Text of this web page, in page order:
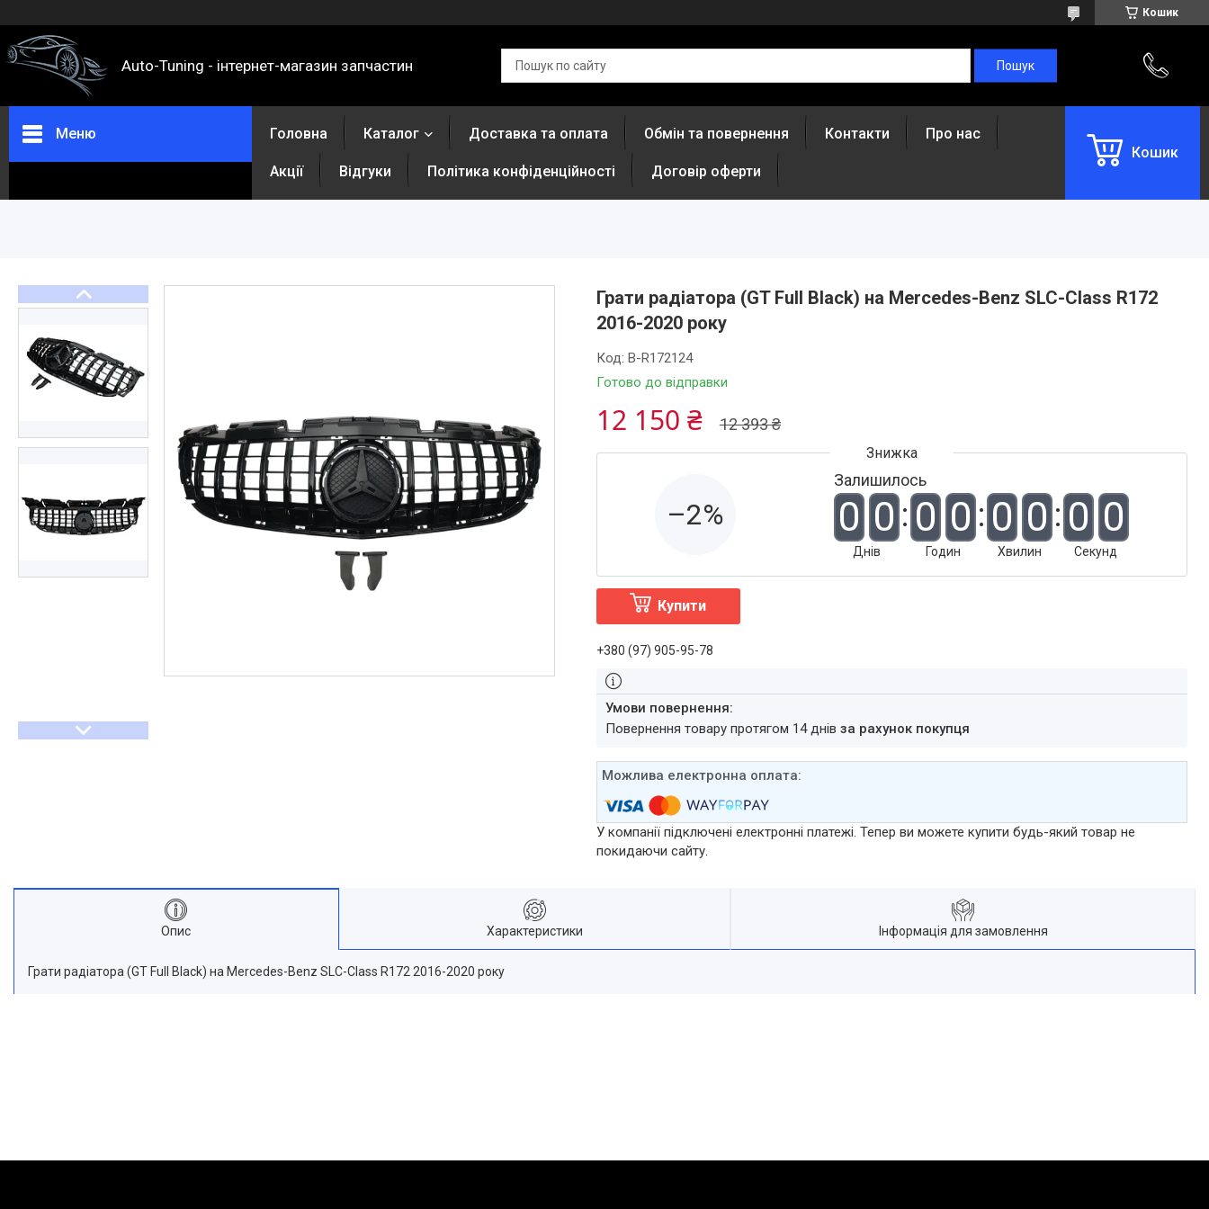
Кошик
Auto-Tuning - інтернет-магазин запчастин
Меню
Повернення та обмін
Відгуки
Акції
Політика конфіденційності
Головна Каталог Доставка та оплата Обмін та повернення Контакти Про нас
Акції Відгуки Політика конфіденційності Договір оферти
Кошик
Грати радіатора (GT Full Black) на Mercedes-Benz SLC-Class R172
2016-2020 року
Готово до відправки
Код: B-R172124
12 393 ₴
12 150 ₴
–2%
Залишилось
0 0
Днів
0 0
Годин
0 0
Хвилин
0 0
Секунд
Купити
+380 (97) 905-95-78
повернення товару протягом 14 днів за рахунок покупця
У компанії підключені електронні платежі. Тепер ви можете купити будь-який товар не
покидаючи сайту.
Опис Характеристики Інформація для замовлення
Грати радіатора (GT Full Black) на Mercedes-Benz SLC-Class R172 2016-2020 року